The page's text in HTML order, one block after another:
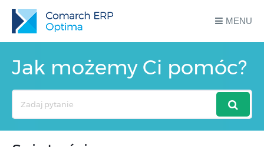
MENU
Jak możemy Ci pomóc?